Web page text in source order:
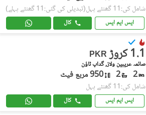
شامل کی:11 گھنٹے پہل (تبدیلی کی گئی:11 گھنٹے پہلے)
ایس ایم ایس کال
PKR 1.1 کروڑ
صائمہ عریبین ولاز, گداپ ٹاؤن
2
2 950 مربع فیٹ
شامل کی:11 گھنٹے پہل
ایس ایم ایس کال